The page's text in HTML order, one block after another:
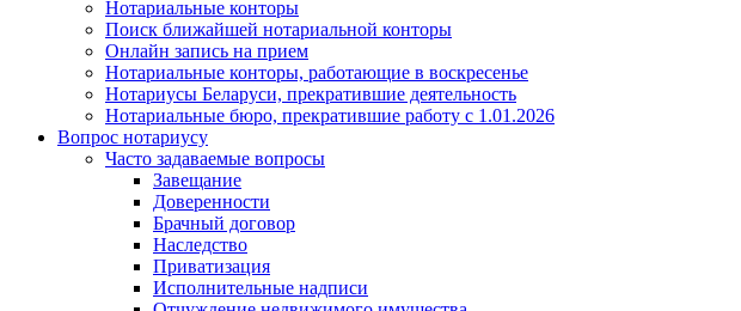
Нотариальные конторы
Поиск ближайшей нотариальной конторы
Онлайн запись на прием
Нотариальные конторы, работающие в воскресенье
Нотариусы Беларуси, прекратившие деятельность
Нотариальные бюро, прекратившие работу с 1.01.2026
Вопрос нотариусу
Часто задаваемые вопросы
Завещание
Доверенности
Брачный договор
Наследство
Приватизация
Исполнительные надписи